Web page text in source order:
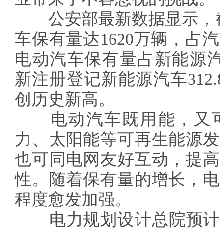
公安部最新数据显示，
车保有量达1620万辆，占
电动汽车保有量占新能源
新注册登记新能源汽车
创历史新高。
电动汽车既用能，又
力、太阳能等可再生能源
也可同电网友好互动，提
性。随着保有量的增长，
程度愈发加强。
电力规划设计总院预计